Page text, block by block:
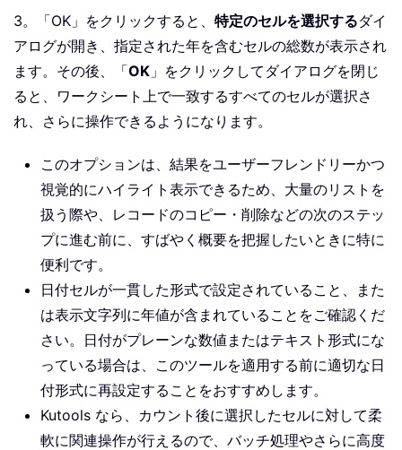
3。「OK」をクリックすると、 特定のセルを選択するダイ
アログが開き、指定された年を含むセルの総数が表示され
ます。その後、「OK 」をクリックしてダイアログを閉じ
ると、ワークシート上で一致するすべてのセルが選択さ
れ、さらに操作できるようになります。
このオプションは、結果をユーザーフレンドリーかつ
視覚的にハイライト表示できるため、大量のリストを
扱う際や、レコードのコピー・削除などの次のステッ
プに進む前に、すばやく概要を把握したいときに特に
便利です。
日付セルが一貫した形式で設定されていること、また
は表示文字列に年値が含まれていることをご確認くだ
さい。日付がプレーンな数値またはテキスト形式にな
っている場合は、このツールを適用する前に適切な日
付形式に再設定することをおすすめします。
Kutools なら、カウント後に選択したセルに対して柔
軟に関連操作が行えるので、バッチ処理やさらに高度